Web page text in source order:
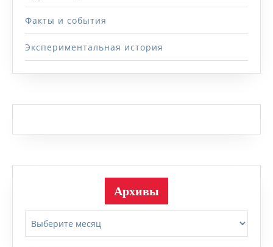
Факты и события
Экспериментальная история
Архивы